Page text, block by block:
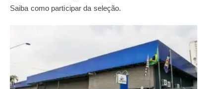
Saiba como participar da seleção.